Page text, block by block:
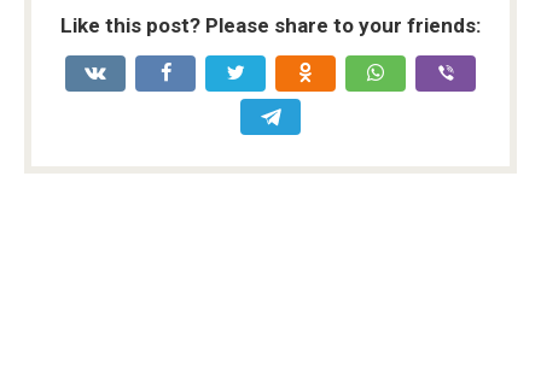
Like this post? Please share to your friends: